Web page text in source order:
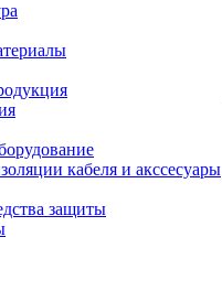
кабеля и акссесуары
защиты